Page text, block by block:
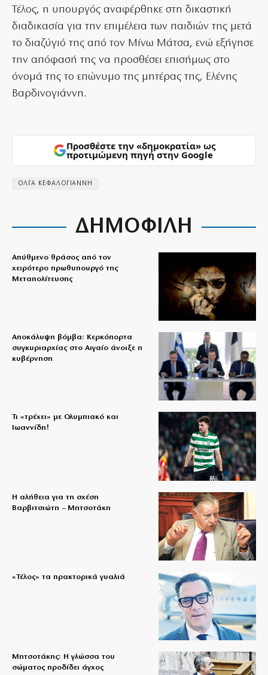
Τέλος, η υπουργός αναφέρθηκε στη δικαστική
διαδικασία για την επιμέλεια των παιδιών της μετά
το διαζύγιό της από τον Μίνω Μάτσα, ενώ εξήγησε
την απόφασή της να προσθέσει επισήμως στο
όνομά της το επώνυμο της μητέρας της, Ελένης
Βαρδινογιάννη.
Προσθέστε την «δημοκρατία» ως
προτιμώμενη πηγή στην Google
ΟΛΓΑ ΚΕΦΑΛΟΓΙΑΝΝΗ
ΔΗΜΟΦΙΛΗ
Απύθμενο θράσος από τον
χειρότερο πρωθυπουργό της
Μεταπολίτευσης
Αποκάλυψη βόμβα: Κερκόπορτα
συγκυριαρχίας στο Αιγαίο άνοιξε η
κυβέρνηση
Τι «τρέχει» με Ολυμπιακό και
Ιωαννίδη!
Η αλήθεια για τη σχέση
Βαρβιτσιώτη – Μητσοτάκη
«Τέλος» τα πρακτορικά γυαλιά
Μητσοτάκης: Η γλώσσα του
σώματος προδίδει άγχος